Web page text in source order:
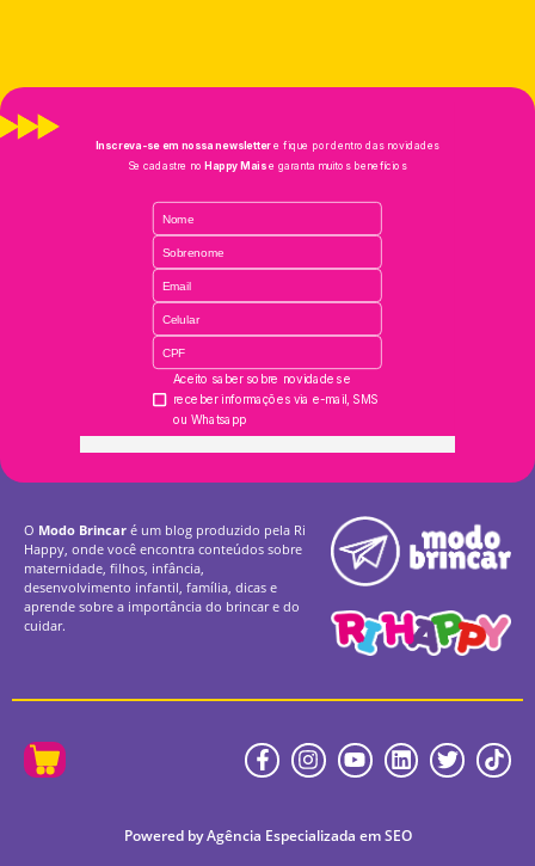
O Modo Brincar é um blog produzido pela Ri
Happy, onde você encontra conteúdos sobre
maternidade, filhos, infância,
desenvolvimento infantil, família, dicas e
aprende sobre a importância do brincar e do
cuidar.
Powered by Agência Especializada em SEO